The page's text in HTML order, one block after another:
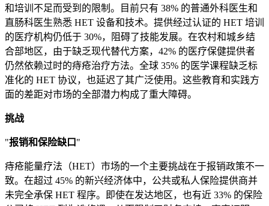
和培训不足而受到的限制。目前只有 38% 的普通外科医生和
直肠科医生熟悉 HET 设备和技术。提供经过认证的 HET 培训
的医疗机构仍低于 30%，阻碍了技能发展。在农村和城乡结
合部地区，由于缺乏现代替代方案，42% 的医疗保健提供者
仍然依赖过时的痔疮治疗方法。全球 35% 的医学课程缺乏标
准化的 HET 协议，也延迟了其广泛使用。这些教育和实践方
面的差距对市场的全部潜力构成了重大障碍。
挑战
"报销和保险缺口 "
痔疮能量疗法（HET）市场的一个主要挑战在于报销政策不一
致。在超过 45% 的新兴经济体中，公共或私人保险提供商并
未完全承保 HET 程序。即使在发达地区，也有近 33% 的保险